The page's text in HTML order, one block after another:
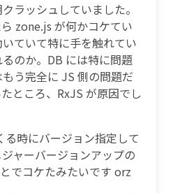
ラッシュしていました。
zone.js が何かコケてい
ていて特に手を触れてい
のか。DB には特に問題
う完全に JS 側の問題だ
ところ、RxJS が原因でし
る時にバージョン指定して
ャーバージョンアップの
でコケたみたいです orz